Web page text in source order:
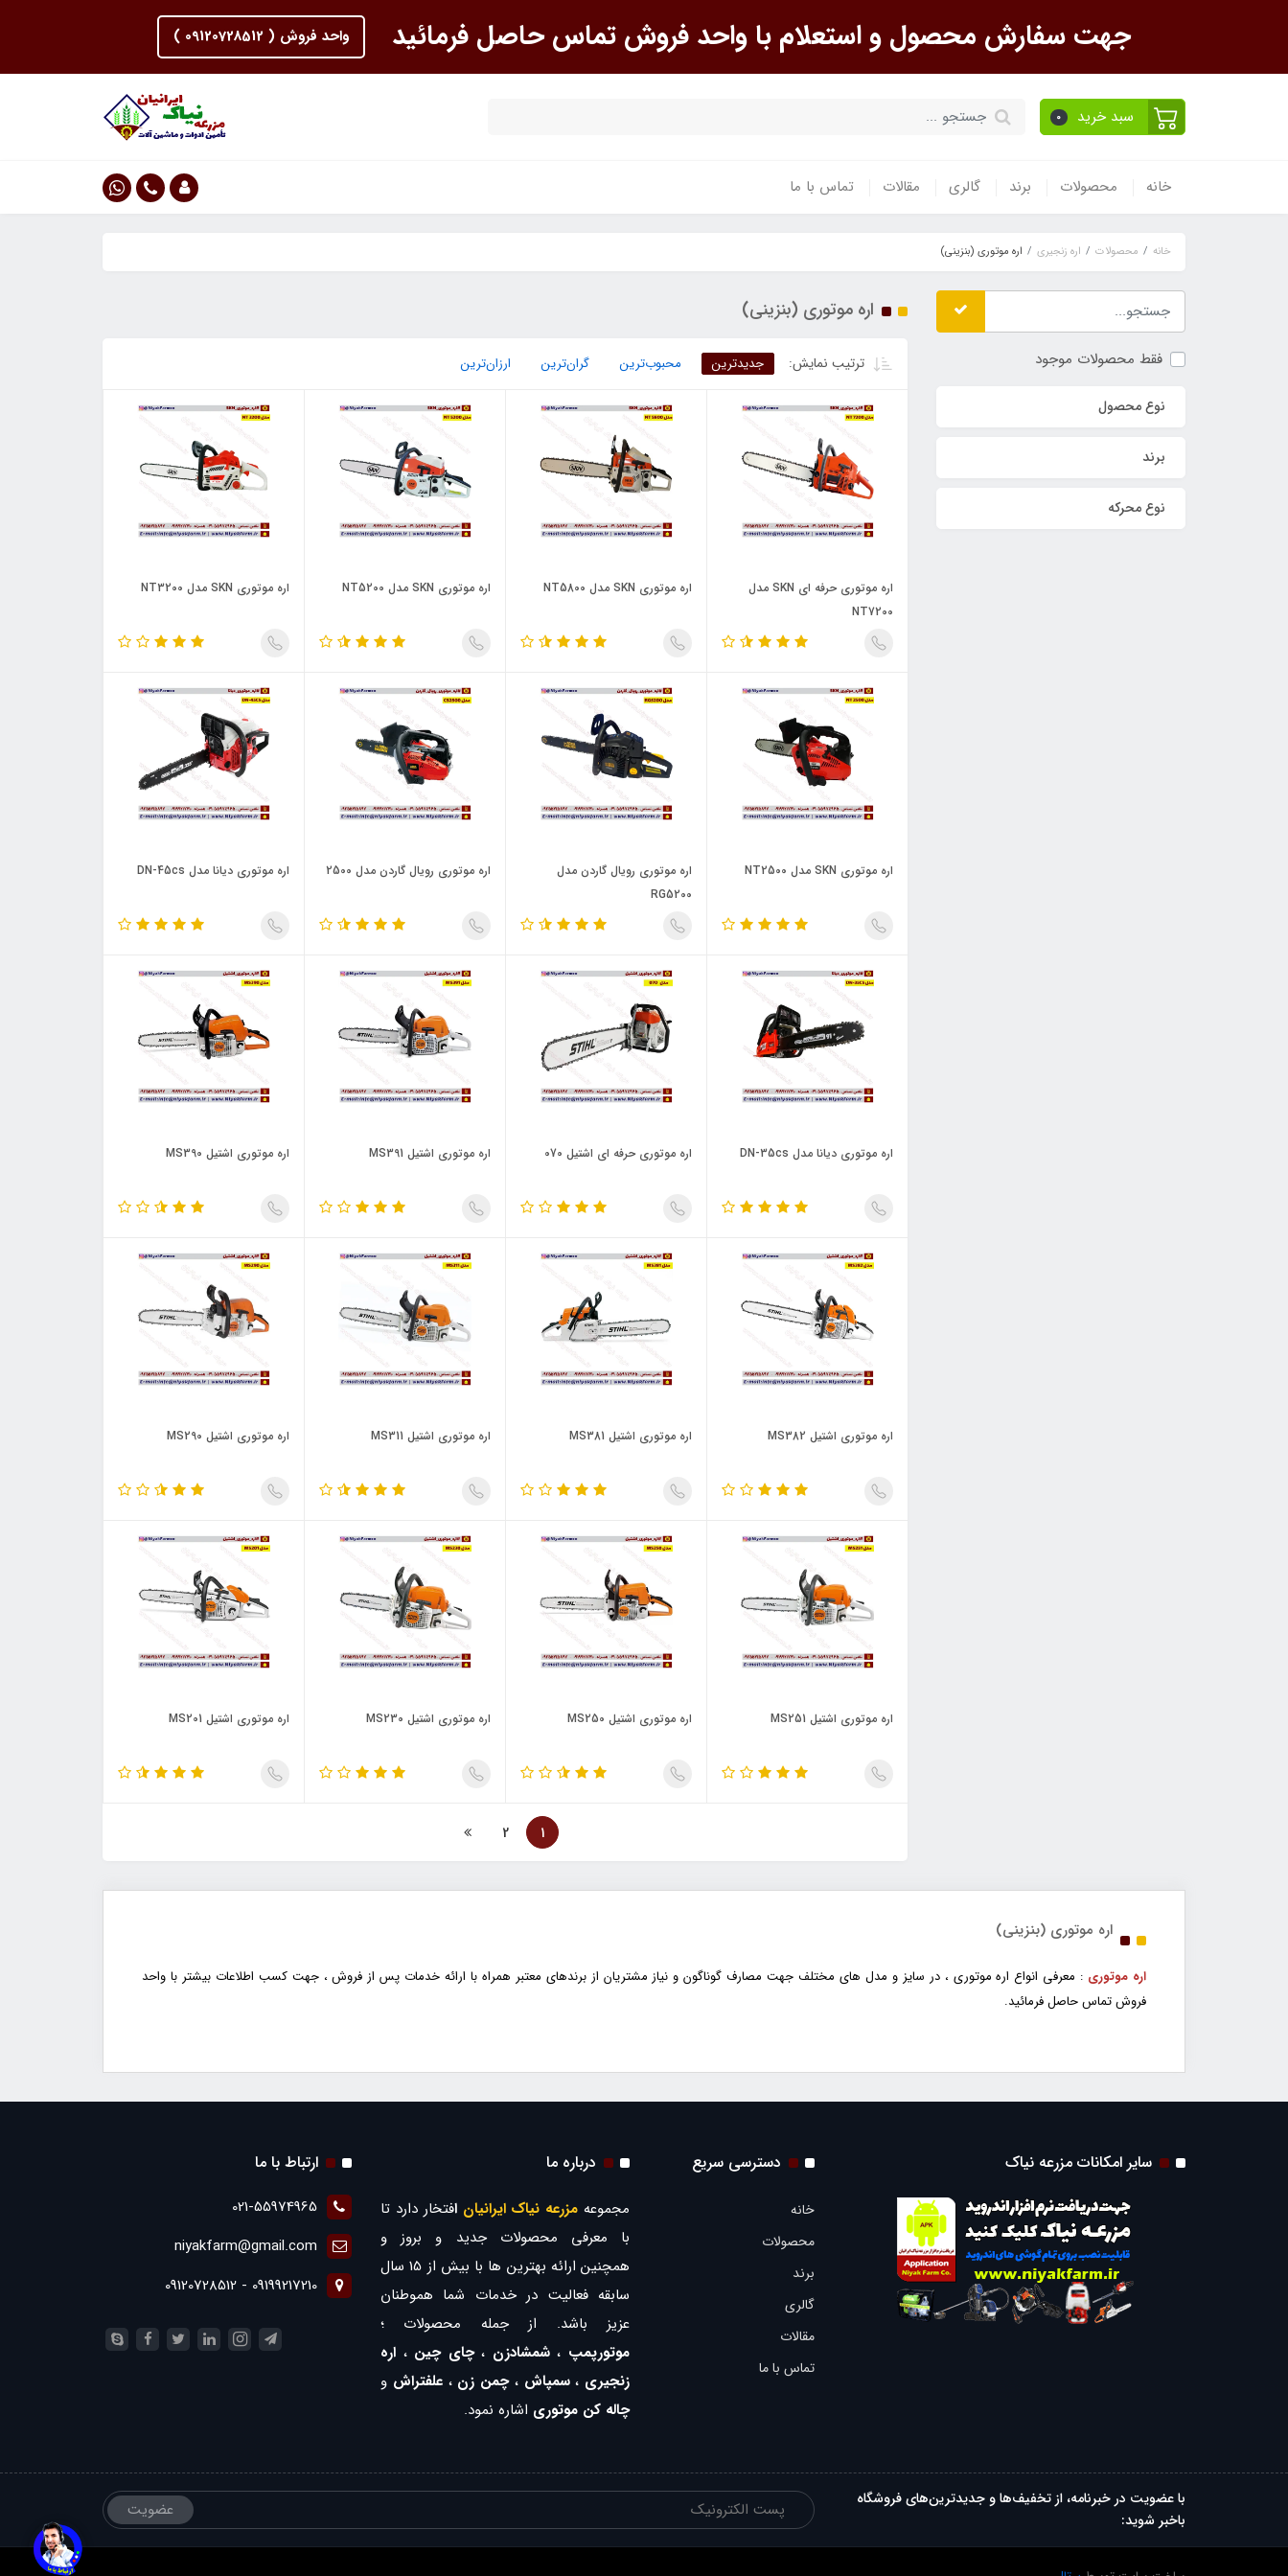
جهت سفارش محصول و استعلام با واحد فروش تماس حاصل فرمائید واحد فروش ( 09120728512 )
سبد خرید 0
خانه محصولات برند گالری مقالات تماس با ما
خانه محصولات اره زنجیری اره موتوری (بنزینی)
فقط محصولات موجود
نوع محصول
برند
نوع محرکه
اره موتوری (بنزینی)
ترتیب نمایش: جدیدترین محبوب‌ترین گران‌ترین ارزان‌ترین
اره موتوری حرفه ای SKN مدل
NT7200
اره موتوری SKN مدل NT5800 اره موتوری SKN مدل NT5200 اره موتوری SKN مدل NT3200
اره موتوری SKN مدل NT2500
اره موتوری رویال گاردن مدل
RG5200
اره موتوری رویال گاردن مدل 2500 اره موتوری دیانا مدل DN-45cs
اره موتوری دیانا مدل DN-35cs اره موتوری حرفه ای اشتیل 070 اره موتوری اشتیل MS391 اره موتوری اشتیل MS390
اره موتوری اشتیل MS382 اره موتوری اشتیل MS381 اره موتوری اشتیل MS311 اره موتوری اشتیل MS290
اره موتوری اشتیل MS251 اره موتوری اشتیل MS250 اره موتوری اشتیل MS230 اره موتوری اشتیل MS201
1
2
اره موتوری (بنزینی)
اره موتوری : معرفی انواع اره موتوری ، در سایز و مدل های مختلف جهت مصارف گوناگون و نیاز مشتریان از برندهای معتبر همراه با ارائه خدمات پس از فروش ، جهت کسب اطلاعات بیشتر با واحد
فروش تماس حاصل فرمائید.
سایر امکانات مزرعه نیاک دسترسی سریع
خانه
محصولات
برند
گالری
مقالات
تماس با ما
درباره ما
مجموعه مزرعه نیاک ایرانیانافتخار دارد تا
با معرفی محصولات جدید و بروز و
همچنین ارائه بهترین ها با بیش از 15 سال
سابقه فعالیت در خدمات شما هموطنان
عزیز باشد. از جمله محصولات ؛
موتورپمپ ،شمشادزن ،چای چین ، اره
زنجیری ،سمپاش ،چمن زن ،علفتراش و
چاله کن موتوری اشاره نمود.
ارتباط با ما
021-55974965
niyakfarm@gmail.com
09199217210 - 09120728512
با عضویت در خبرنامه، از تخفیف‌ها و جدیدترین‌های فروشگاه
باخبر شوید:
عضویت